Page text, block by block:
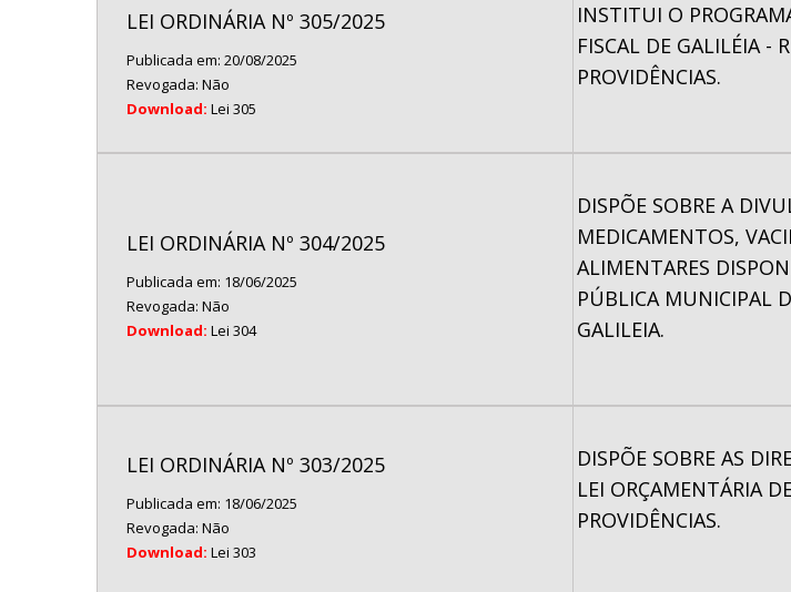
LEI ORDINÁRIA Nº 305/2025
Publicada em: 20/08/2025
Revogada: Não
Download: Lei 305
INSTITUI O
FISCAL DE GALILÉIA -
PROVIDÊNCIAS.
LEI ORDINÁRIA Nº 304/2025
Publicada em: 18/06/2025
Revogada: Não
Download: Lei 304
DISPÕE SOBRE A
MEDICAMENTOS,
ALIMENTARES
PÚBLICA MUNICIPAL
GALILEIA.
LEI ORDINÁRIA Nº 303/2025
Publicada em: 18/06/2025
Revogada: Não
Download: Lei 303
DISPÕE SOBRE AS
LEI ORÇAMENTÁRIA
PROVIDÊNCIAS.